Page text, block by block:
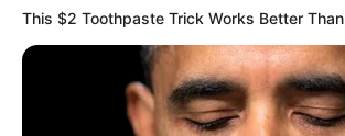
ALERTA
[Video]
‘puso los
Daniella
programa
This $2 Toothpaste Trick Works Better